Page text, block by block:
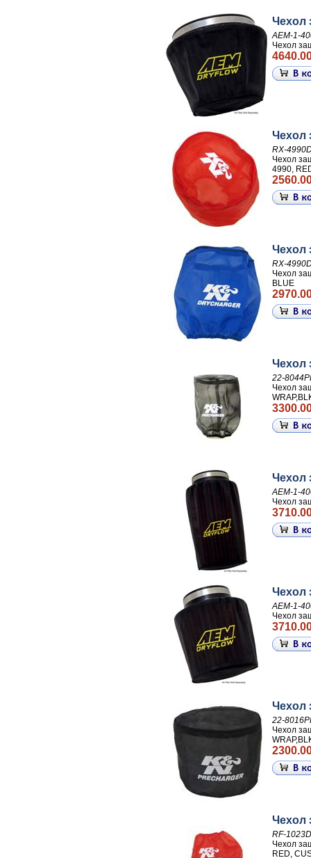
Чехол
AEM-1-
Чехол
Чехол
RX-
Чехол
4990,
Чехол
RX-
Чехол
BLUE
Чехол
22-
Чехол
Чехол
AEM-1-
Чехол
Чехол
AEM-1-
Чехол
Чехол
22-
Чехол
Чехол
RF-
Чехол
RED,